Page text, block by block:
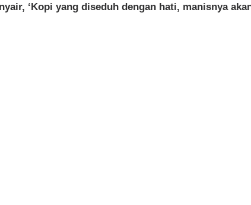
‘Kopi yang diseduh dengan hati, manisnya